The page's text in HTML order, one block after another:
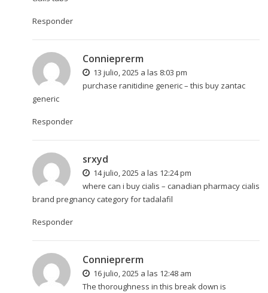
Responder
Connieprerm
13 julio, 2025 a las 8:03 pm
purchase ranitidine generic – this buy zantac
generic
Responder
srxyd
14 julio, 2025 a las 12:24 pm
where can i buy cialis – canadian pharmacy cialis
brand pregnancy category for tadalafil
Responder
Connieprerm
16 julio, 2025 a las 12:48 am
The thoroughness in this break down is